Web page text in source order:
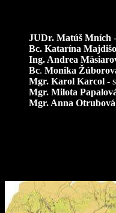
JUDr. Matúš Mních
Bc. Katarína
Ing. Andrea
Bc. Monika
Mgr. Karol Karcol -
Mgr. Milota
Mgr. Anna Otrubová